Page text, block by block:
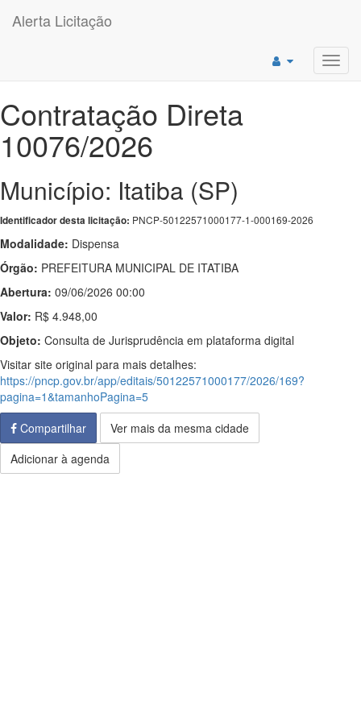
Alerta Licitação
Contratação Direta
10076/2026
Município: Itatiba (SP)
Identificador desta licitação: PNCP-50122571000177-1-000169-2026
Modalidade: Dispensa
Órgão: PREFEITURA MUNICIPAL DE ITATIBA
Abertura: 09/06/2026 00:00
Valor: R$ 4.948,00
Objeto: Consulta de Jurisprudência em plataforma digital
Visitar site original para mais detalhes:
https://pncp.gov.br/app/editais/50122571000177/2026/169?
pagina=1&tamanhoPagina=5
Compartilhar
Ver mais da mesma cidade
Adicionar à agenda